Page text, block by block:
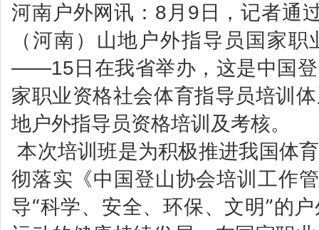
河南户外网讯：8月9日，记者通
（河南）山地户外指导员国家
——15日在我省举办，这是中国
家职业资格社会体育指导员培训
地户外指导员资格培训及考核。
本次培训班是为积极推进我国体
彻落实《中国登山协会培训工作
导“科学、安全、环保、文明”的